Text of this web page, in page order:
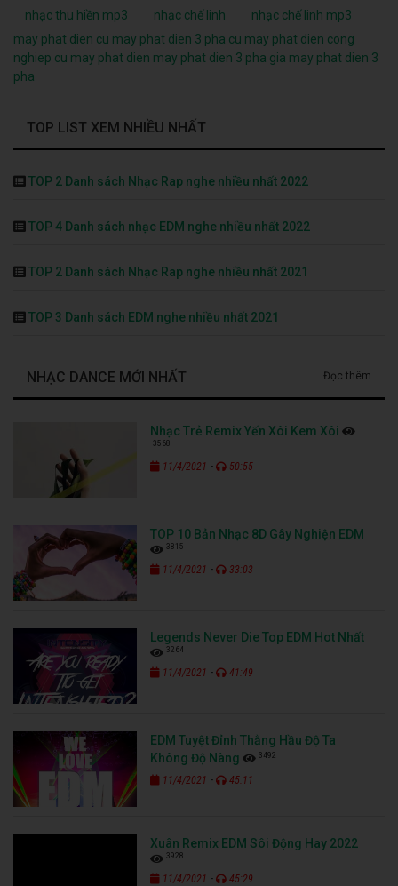
nhạc thu hiền mp3 nhạc chế linh
nhạc chế linh mp3
may phat dien cu may phat dien 3 pha cu may phat dien cong
nghiep cu may phat dien may phat dien 3 pha gia may phat dien 3
pha
TOP LIST XEM NHIỀU NHẤT
TOP 2 Danh sách Nhạc Rap nghe nhiều nhất 2022
TOP 4 Danh sách nhạc EDM nghe nhiều nhất 2022
TOP 2 Danh sách Nhạc Rap nghe nhiều nhất 2021
TOP 3 Danh sách EDM nghe nhiều nhất 2021
NHẠC DANCE MỚI NHẤT Đọc thêm
Nhạc Trẻ Remix Yến Xôi Kem Xôi
3568
11/4/2021 - 50:55
TOP 10 Bản Nhạc 8D Gây Nghiện EDM
3815
11/4/2021 - 33:03
Legends Never Die Top EDM Hot Nhất
3264
11/4/2021 - 41:49
EDM Tuyệt Đỉnh Thằng Hầu Độ Ta
Không Độ Nàng
3492
11/4/2021 - 45:11
Xuân Remix EDM Sôi Động Hay 2022
3928
11/4/2021 - 45:29